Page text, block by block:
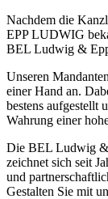
Nachdem die
EPP LUDWIG
BEL Ludwig &
Unseren
einer Hand an.
bestens aufgestellt
Wahrung einer
Die BEL Ludwig &
zeichnet sich seit
und
Gestalten Sie mit